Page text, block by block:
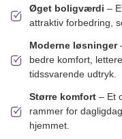
Øget boligværdi –
attraktiv forbedring,
Moderne løsninger
bedre komfort,
tidssvarende udtryk.
Større komfort– Et
rammer for
hjemmet.